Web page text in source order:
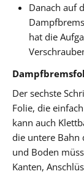
Danach auf
hat die
Der sechste
Folie, die
kann auch
die untere Bahn
und Boden
Kanten,